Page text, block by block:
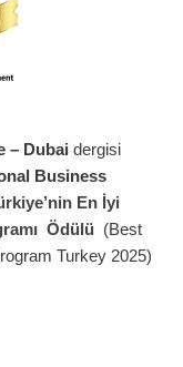
– Dubai dergisi
Business
En İyi
Ödülü (Best
Turkey 2025)